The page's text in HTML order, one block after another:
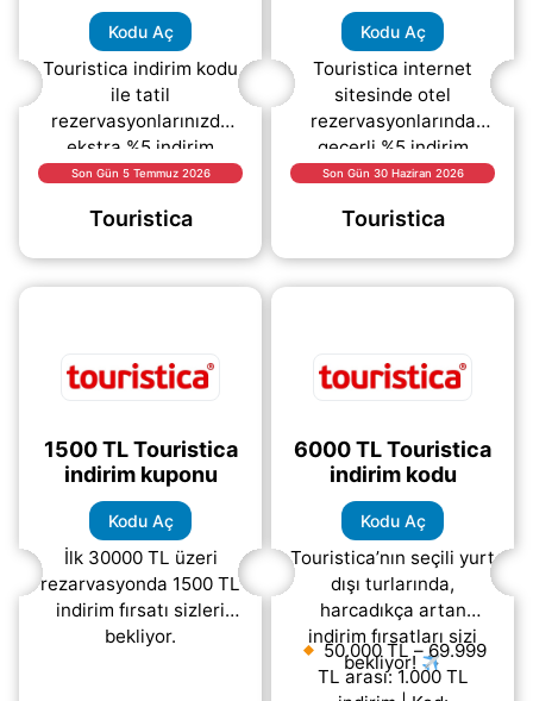
Kodu Aç
Touristica indirim kodu
ile tatil
rezervasyonlarınızda
ekstra %5 indirim
fırsatından
Kampanyadan
Son Gün 5 Temmuz 2026
Touristica
Kodu Aç
Touristica internet
sitesinde otel
rezervasyonlarında
geçerli %5 indirim
fırsatı sizleri bekliyor.
indirim kuponunu
Son Gün 30 Haziran 2026
Touristica
1500 TL Touristica
indirim kuponu
Kodu Aç
İlk 30000 TL üzeri
rezarvasyonda 1500 TL
indirim fırsatı sizleri
bekliyor.
6000 TL Touristica
indirim kodu
Kodu Aç
Touristica’nın seçili yurt
dışı turlarında,
harcadıkça artan
indirim fırsatları sizi
bekliyor!
50.000 TL – 69.999
TL arası: 1.000 TL